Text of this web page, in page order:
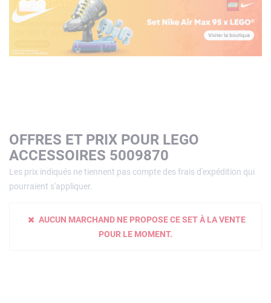
OFFRES ET PRIX POUR LEGO
ACCESSOIRES 5009870
Les prix indiqués ne tiennent pas compte des frais d'expédition qui
pourraient s'appliquer.
AUCUN MARCHAND NE PROPOSE CE SET À LA VENTE
POUR LE MOMENT.